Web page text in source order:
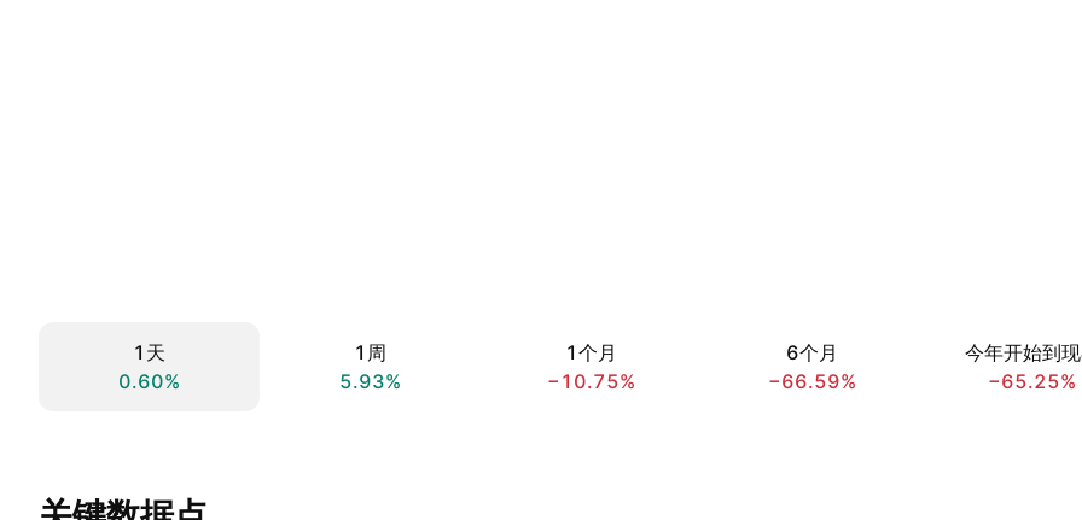
1天
0.60%
1周
5.93%
1个月
−10.75%
6个月
−66.59%
今年开始到
−65.25%